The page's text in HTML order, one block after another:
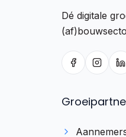
Dé digitale